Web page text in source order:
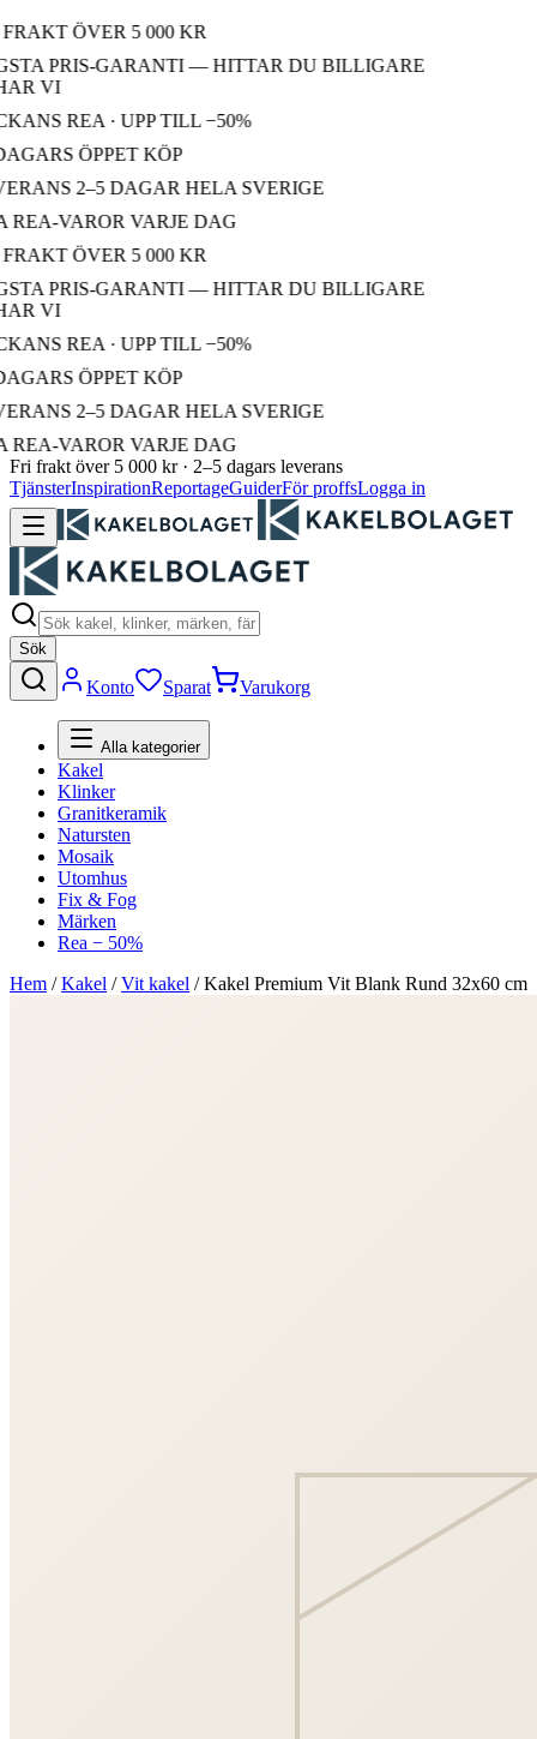
ÖVER 5 000 KR
PRIS-GARANTI — HITTAR DU BILLIGARE
VI
REA · UPP TILL −50%
ÖPPET KÖP
2–5 DAGAR HELA SVERIGE
VAROR VARJE DAG
ÖVER 5 000 KR
PRIS-GARANTI — HITTAR DU BILLIGARE
VI
REA · UPP TILL −50%
ÖPPET KÖP
2–5 DAGAR HELA SVERIGE
VAROR VARJE DAG
Fri frakt över 5 000 kr · 2–5 dagars leverans
TjänsterInspirationReportageGuiderFör proffsLogga in
Sök
Konto Sparat Varukorg
Alla kategorier
Kakel
Klinker
Granitkeramik
Natursten
Mosaik
Utomhus
Fix & Fog
Märken
Rea − 50%
Hem /Kakel /Vit kakel /Kakel Premium Vit Blank Rund 32x60 cm